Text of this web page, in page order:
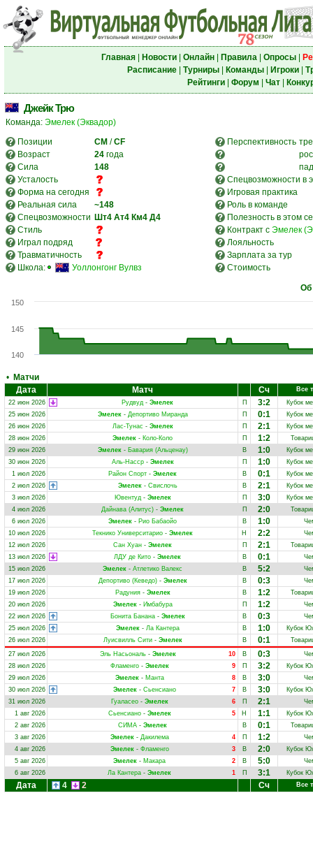
Главная| Новости| Онлайн| Правила| Опросы|
Расписание| Турниры| Команды| Игроки|
Рейтинги| Форум Чат|
Джейк Трю
Команда: Эмелек (Эквадор)
Позиции
CM /CF Перспективность
Возраст
24 года
Сила
148
Усталость
Спецвозможности в
Форма на сегодня
Игровая практика
Реальная сила
~148
Роль в команде
Спецвозможности Шт4 Ат4 Км4 Д4
Полезность в этом
Стиль
Контракт с Эмелек
Играл подряд
Лояльность
Травматичность
Зарплата за тур
Школа:
Уоллонгонг Вулвз Стоимость
Об
140
145
150
• Матчи
Дата
Матч Сч
Все
22 июн 2026
Рудвуд - Эмелек П 3:2
Кубок
25 июн 2026
Эмелек- Депортиво Миранда П 0:1
Кубок
26 июн 2026
Лас-Тунас - Эмелек П 2:1
Кубок
28 июн 2026
Эмелек - Коло-Коло П 1:2
29 июн 2026
Эмелек- Бавария (Альценау) В 1:0
Кубок
30 июн 2026
Аль-Насср- Эмелек П 1:0
Кубок
1 июл 2026
Район Спорт - Эмелек В 0:1
Кубок
2 июл 2026
Эмелек- Свислочь В 2:1
Кубок
3 июл 2026
Ювентуд- Эмелек П 3:0
Кубок
4 июл 2026
Дайнава (Алитус) - Эмелек П 2:0
6 июл 2026
Эмелек - Рио Бабаойо В 1:0
10 июл 2026
Текнико Университарио - Эмелек Н 2:2
12 июл 2026
Сан Хуан - Эмелек П 2:1
13 июл 2026
ЛДУ де Кито - Эмелек В 0:1
15 июл 2026
Эмелек - Атлетико Валекс В 5:2
17 июл 2026
Депортиво (Кеведо)- Эмелек В 0:3
19 июл 2026
Радуния- Эмелек В 1:2
20 июл 2026
Эмелек- Имбабура П 1:2
22 июл 2026
Бонита Банана- Эмелек В 0:3
25 июл 2026
Эмелек- Ла Кантера В 1:0
Кубок
26 июл 2026
Луисвилль Сити- Эмелек В 0:1
27 июл 2026
10
Эль Насьональ- Эмелек В 0:3
28 июл 2026
9
Фламенго- Эмелек П 3:2
Кубок
29 июл 2026
8
Эмелек- Манта В 3:0
30 июл 2026
7
Эмелек- Сьенсиано В 3:0
Кубок
31 июл 2026
6
Гуаласео- Эмелек П 2:1
1 авг 2026
5
Сьенсиано- Эмелек Н 1:1
Кубок
2 авг 2026
СИМА - Эмелек В 0:1
3 авг 2026
4
Эмелек- Дакилема П 1:2
4 авг 2026
3
Эмелек- Фламенго В 2:0
Кубок
5 авг 2026
2
Эмелек - Макара В 5:0
6 авг 2026
1
Ла Кантера - Эмелек П 3:1 Кубок
Дата 4 2 Сч Все